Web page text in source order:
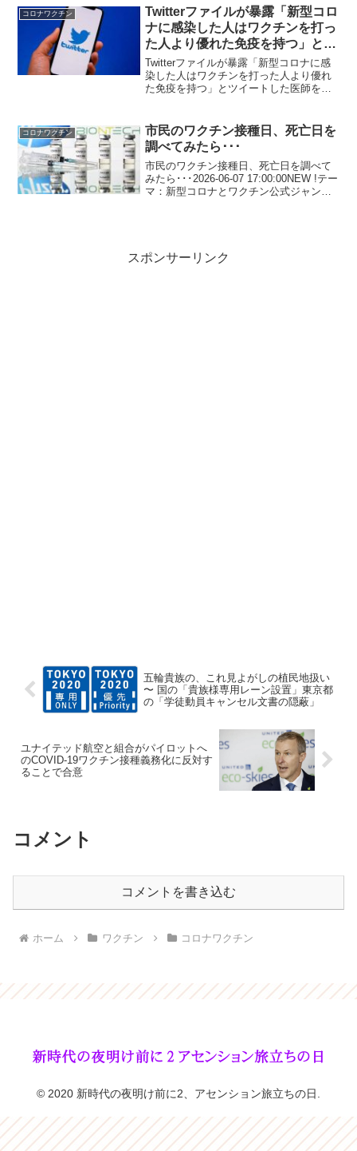
士は、免疫...
コロナワクチン
Twitterファイルが暴露「新型コロ
ナに感染した人はワクチンを打っ
た人より優れた免疫を持つ」とツ
イートした医師をシャドーバンさ
せたファイザー上級取締役・元
FDA長官
Twitterファイルが暴露「新型コロナに感
染した人はワクチンを打った人より優れ
た免疫を持つ」とツイートした医師をシ
うことは真実だと言うことです。
「Twitterファイ...
コロナワクチン
市民のワクチン接種日、死亡日を
調べてみたら･･･
市民のワクチン接種日、死亡日を調べて
みたら･･･2026-06-07 17:00:00NEW !テー
マ：新型コロナとワクチン公式ジャンル
スポンサーリンク
五輪貴族の、これ見よがしの植民地扱い
〜 国の「貴族様専用レーン設置」東京都
の「学徒動員キャンセル文書の隠蔽」
ユナイテッド航空と組合がパイロットへ
のCOVID-19ワクチン接種義務化に反対す
ることで合意
コメント
コメントを書き込む
ホーム ワクチン コロナワクチン
© 2020 新時代の夜明け前に2、アセンション旅立ちの日.